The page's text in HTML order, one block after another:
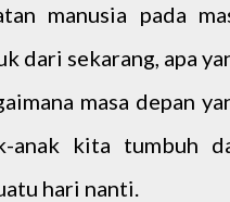
manusia pada
dari sekarang, apa
masa depan
anak kita tumbuh
hari nanti.